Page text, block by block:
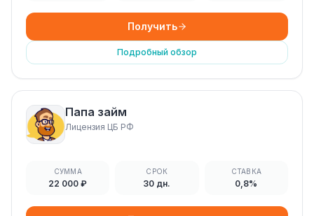
Получить
Подробный обзор
Папа займ
Лицензия ЦБ РФ
СУММА
22 000 ₽
СРОК
30 дн.
СТАВКА
0,8%